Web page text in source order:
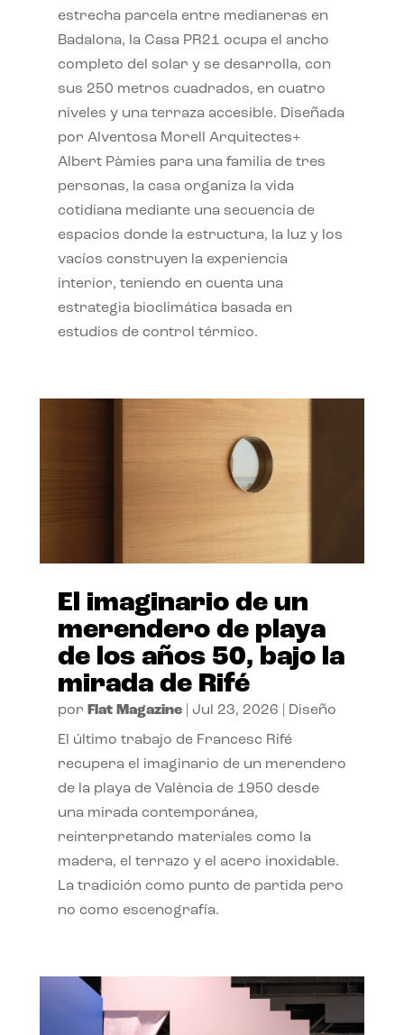
estrecha parcela entre medianeras en
Badalona, la Casa PR21 ocupa el ancho
completo del solar y se desarrolla, con
sus 250 metros cuadrados, en cuatro
niveles y una terraza accesible. Diseñada
por Alventosa Morell Arquitectes+
Albert Pàmies para una familia de tres
personas, la casa organiza la vida
cotidiana mediante una secuencia de
espacios donde la estructura, la luz y los
vacíos construyen la experiencia
interior, teniendo en cuenta una
estrategia bioclimática basada en
estudios de control térmico.
El imaginario de un
merendero de playa
de los años 50, bajo la
mirada de Rifé
por Flat Magazine| Jul 23, 2026 Diseño
El último trabajo de Francesc Rifé
recupera el imaginario de un merendero
de la playa de València de 1950 desde
una mirada contemporánea,
reinterpretando materiales como la
madera, el terrazo y el acero inoxidable.
La tradición como punto de partida pero
no como escenografía.